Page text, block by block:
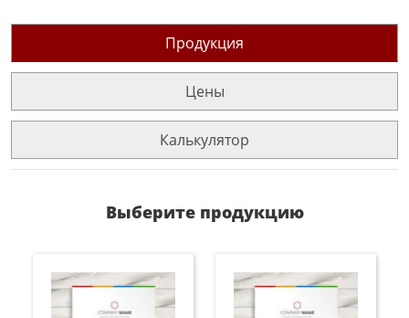
Продукция
Цены
Калькулятор
Выберите продукцию